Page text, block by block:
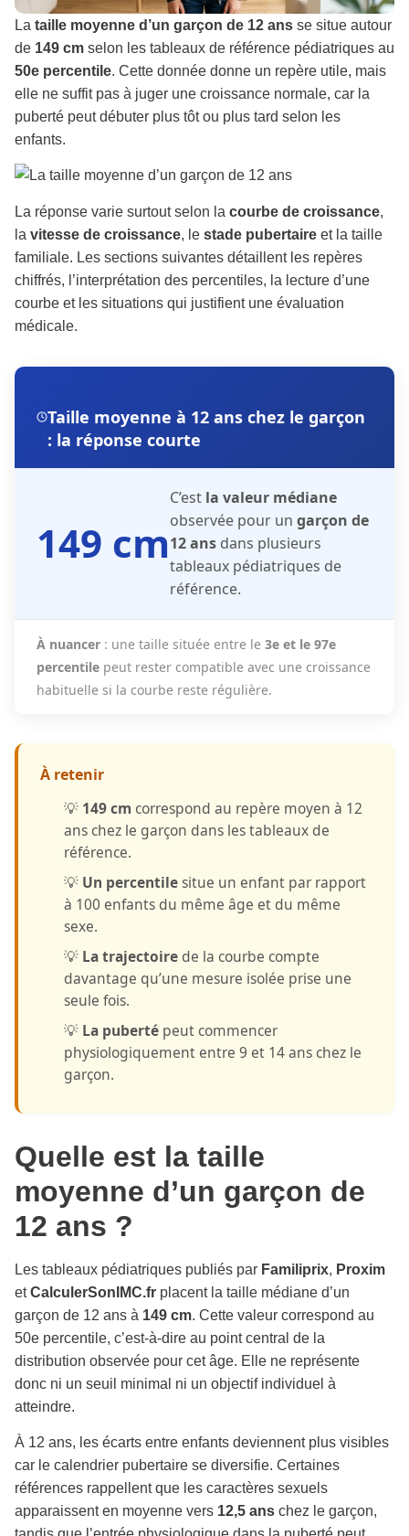
La taille moyenne d’un garçon de 12 ans se situe autour
de 149 cm selon les tableaux de référence pédiatriques au
50e percentile. Cette donnée donne un repère utile, mais
elle ne suffit pas à juger une croissance normale, car la
puberté peut débuter plus tôt ou plus tard selon les
enfants.
La réponse varie surtout selon la courbe de croissance,
la vitesse de croissance, le stade pubertaire et la taille
familiale. Les sections suivantes détaillent les repères
chiffrés, l’interprétation des percentiles, la lecture d’une
courbe et les situations qui justifient une évaluation
médicale.
Taille moyenne à 12 ans chez le garçon
: la réponse courte
149 cm
C’est la valeur médiane
observée pour un garçon de
12 ans dans plusieurs
tableaux pédiatriques de
référence.
À nuancer : une taille située entre le 3e et le 97e
percentile peut rester compatible avec une croissance
habituelle si la courbe reste régulière.
À retenir
💡 149 cm correspond au repère moyen à 12
ans chez le garçon dans les tableaux de
référence.
💡 Un percentilesitue un enfant par rapport
à 100 enfants du même âge et du même
sexe.
💡 La trajectoire de la courbe compte
davantage qu’une mesure isolée prise une
seule fois.
💡 La puberté peut commencer
physiologiquement entre 9 et 14 ans chez le
garçon.
Quelle est la taille
moyenne d’un garçon de
12 ans ?
Les tableaux pédiatriques publiés par Familiprix, Proxim
etCalculerSonIMC.fr placent la taille médiane d’un
garçon de 12 ans à 149 cm. Cette valeur correspond au
50e percentile, c’est-à-dire au point central de la
distribution observée pour cet âge. Elle ne représente
donc ni un seuil minimal ni un objectif individuel à
atteindre.
À 12 ans, les écarts entre enfants deviennent plus visibles
car le calendrier pubertaire se diversifie. Certaines
références rappellent que les caractères sexuels
apparaissent en moyenne vers 12,5 ans chez le garçon,